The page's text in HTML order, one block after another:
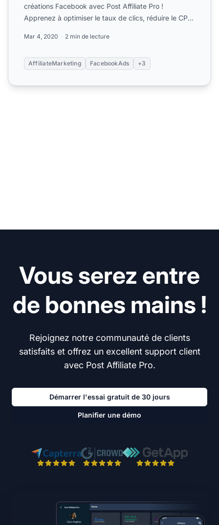
créations Facebook avec Post Affiliate Pro !
Apprenez à optimiser le taux de clics, réduire le CPC
Mar 4, 2020 2 min de lecture
AffiliateMarketing FacebookAds +3
Vous serez entre
de bonnes mains !
Rejoignez notre communauté de clients
satisfaits et offrez un excellent support client
avec Post Affiliate Pro.
Démarrer l'essai gratuit de 30 jours
Planifier une démo